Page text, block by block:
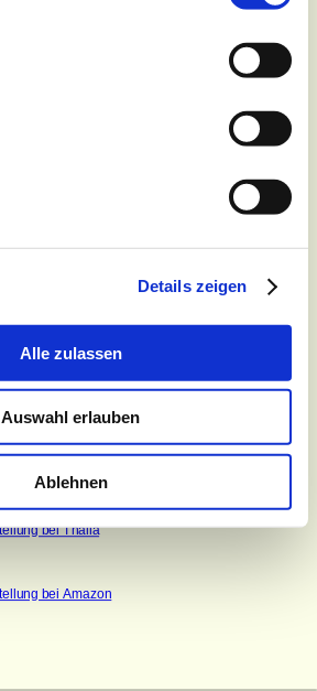
Details zeigen
Alle zulassen
Auswahl erlauben
Ablehnen